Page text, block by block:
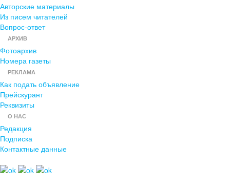
Авторские материалы
Из писем читателей
Вопрос-ответ
АРХИВ
Фотоархив
Номера газеты
РЕКЛАМА
Как подать объявление
Прейскурант
Реквизиты
О НАС
Редакция
Подписка
Контактные данные